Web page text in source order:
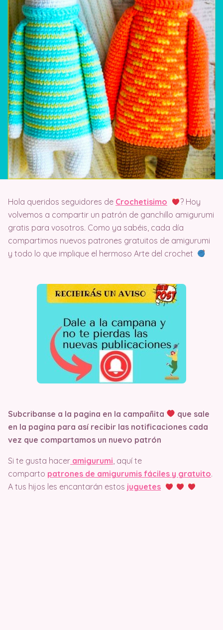
Hola queridos seguidores de Crochetisimo
? Hoy
volvemos a compartir un patrón de ganchillo amigurumi
gratis para vosotros. Como ya sabéis, cada día
compartimos nuevos patrones gratuitos de amigurumi
y todo lo que implique el hermoso Arte del crochet
Subcribanse a la pagina en la campañita
que sale
en la pagina para así recibir las notificaciones cada
vez que compartamos un nuevo patrón
Si te gusta hacer amigurumi , aquí te
comparto patrones de amigurumis fáciles y gratuito.
A tus hijos les encantarán estos juguetes